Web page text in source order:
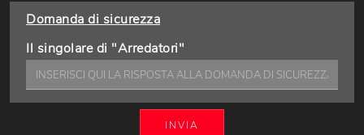
Domanda di sicurezza
Il singolare di "Arredatori"
INVIA